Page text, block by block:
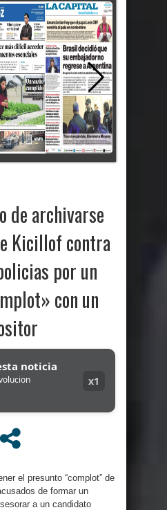
de archivarse
Kicillof contra
por un
con un
noticia
x1
el presunto “complot” de
de formar un
a un candidato